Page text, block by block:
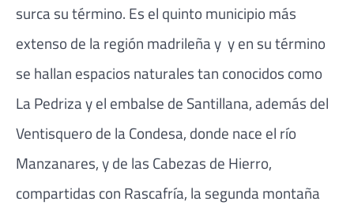
surca su término. Es el quinto municipio más
extenso de la región madrileña y y en su término
se hallan espacios naturales tan conocidos como
La Pedriza y el embalse de Santillana, además del
Ventisquero de la Condesa, donde nace el río
Manzanares, y de las Cabezas de Hierro,
compartidas con Rascafría, la segunda montaña